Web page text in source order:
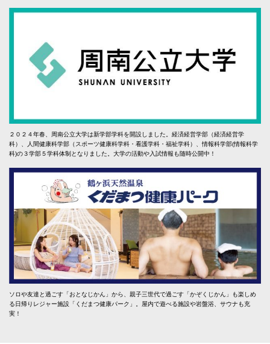
２０２４年春、周南公立大学は新学部学科を開設しました。経済経営学部（経済経営学
科）、人間健康科学部（スポーツ健康科学科・看護学科・福祉学科）、情報科学部(情報科学
科)の３学部５学科体制となりました。大学の活動や入試情報も随時公開中！
ソロや友達と過ごす「おとなじかん」から、親子三世代で過ごす「かぞくじかん」も楽しめ
る日帰りレジャー施設「くだまつ健康パーク」。屋内で遊べる施設や岩盤浴、サウナも充
実！